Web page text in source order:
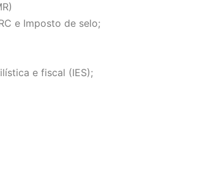
e Imposto de selo;
e fiscal (IES);